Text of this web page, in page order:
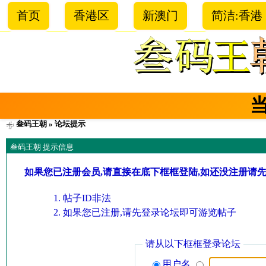
首页 香港区 新澳门 简洁:香港
叁码王朝 » 论坛提示
叁码王朝 提示信息
如果您已注册会员,请直接在底下框框登陆,如还没注册请
帖子ID非法
如果您已注册,请先登录论坛即可游览帖子
请从以下框框登录论坛
用户名